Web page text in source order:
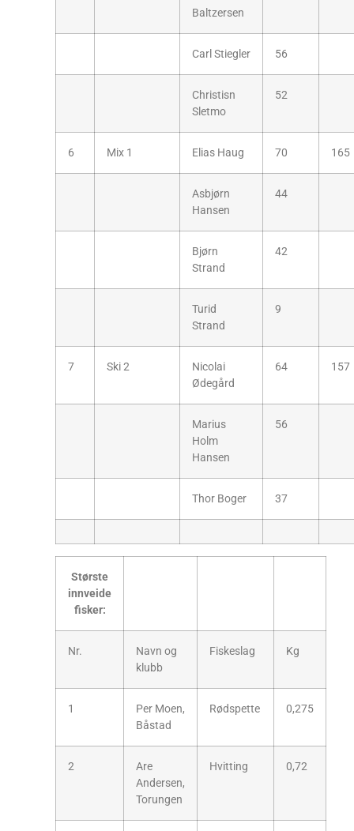
Baltzersen
Carl Stiegler 56
Christisn
Sletmo
52
6 Mix 1 Elias Haug 70 165
Asbjørn
Hansen
44
Bjørn
Strand
42
Turid
Strand
9
7 Ski 2
Nicolai
Ødegård
64 157
Marius
Holm
Hansen
56
Thor Boger 37
Største
innveide
fisker:
Nr.
Navn og
klubb
Fiskeslag Kg
1
Per Moen,
Båstad
Rødspette 0,275
2
Are
Andersen,
Torungen
Hvitting 0,72